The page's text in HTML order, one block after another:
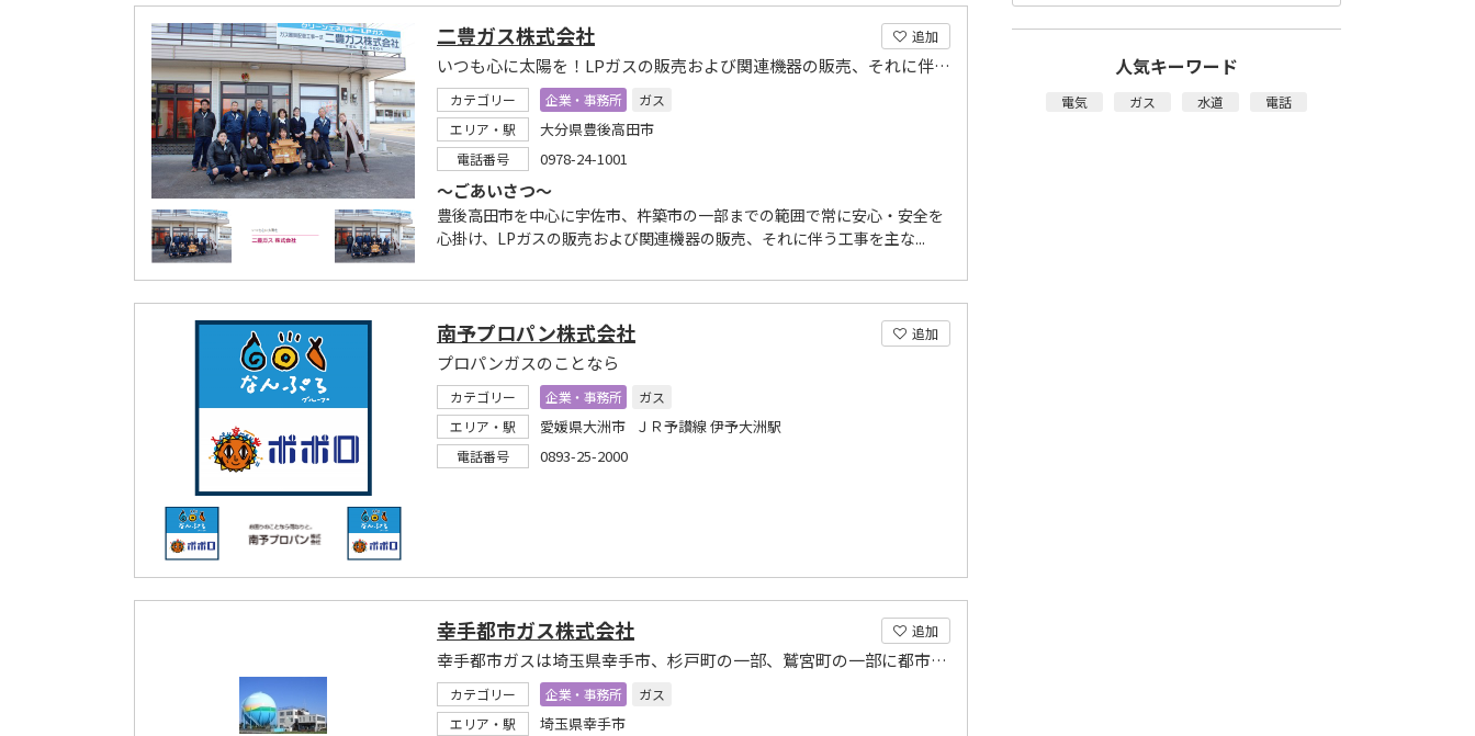
追加
二豊ガス株式会社
いつも心に太陽を！LPガスの販売および関連機器の販売、それに伴う工事
カテゴリー 企業・事務所
ガス
エリア・駅
大分県豊後高田市
電話番号 0978-24-1001
～ごあいさつ～
豊後高田市を中心に宇佐市、杵築市の一部までの範囲で常に安心・安全を
心掛け、LPガスの販売および関連機器の販売、それに伴う工事を主な...
追加
南予プロパン株式会社
プロパンガスのことなら
カテゴリー 企業・事務所
ガス
エリア・駅
愛媛県大洲市 ＪＲ予讃線 伊予大洲駅
電話番号 0893-25-2000
追加
幸手都市ガス株式会社
幸手都市ガスは埼玉県幸手市、杉戸町の一部、鷲宮町の一部に都市ガスをお届けしています
カテゴリー 企業・事務所
ガス
エリア・駅
埼玉県幸手市
人気キーワード
電気 ガス 水道 電話